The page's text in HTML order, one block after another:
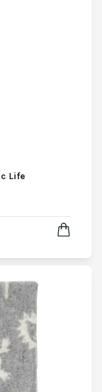
Life